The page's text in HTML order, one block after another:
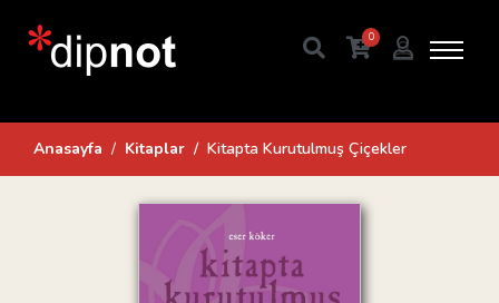
0
Anasayfa Kitaplar Kitapta Kurutulmuş Çiçekler